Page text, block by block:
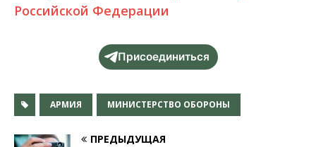
Российской Федерации
Присоединиться
АРМИЯ МИНИСТЕРСТВО ОБОРОНЫ
ПРЕДЫДУЩАЯ